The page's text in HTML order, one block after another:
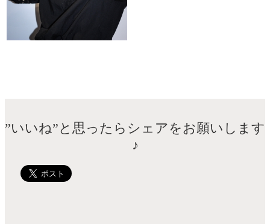
”いいね”と思ったらシェアをお願いします
♪